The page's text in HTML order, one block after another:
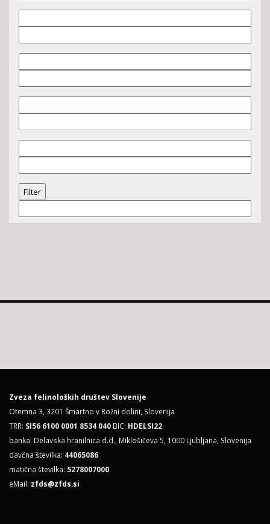
Zveza felinoloških društev Slovenije
Otemna 3, 3201 Šmartno v Rožni dolini, Slovenija
TRR: SI56 6100 0001 8534 040 BIC: HDELSI22
banka: Delavska hranilnica d.d., Miklošičeva 5, 1000 Ljubljana, Slovenija
davčna številka: 44065086
matična številka: 5278007000
eMail: zfds@zfds.si